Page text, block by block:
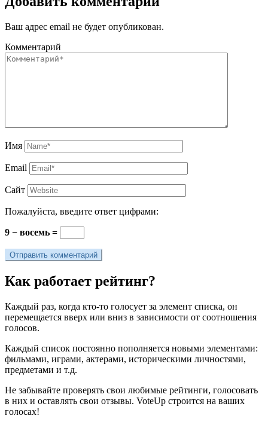
Ваш адрес email не будет опубликован.
Комментарий
Имя
Email
Сайт
Пожалуйста, введите ответ цифрами:
9 − восемь =
Как работает рейтинг?
Каждый раз, когда кто-то голосует за элемент списка, он
перемещается вверх или вниз в зависимости от соотношения
голосов.
Каждый список постоянно пополняется новыми элементами:
фильмами, играми, актерами, историческими личностями,
предметами и т.д.
Не забывайте проверять свои любимые рейтинги, голосовать
в них и оставлять свои отзывы. VoteUp строится на ваших
голосах!